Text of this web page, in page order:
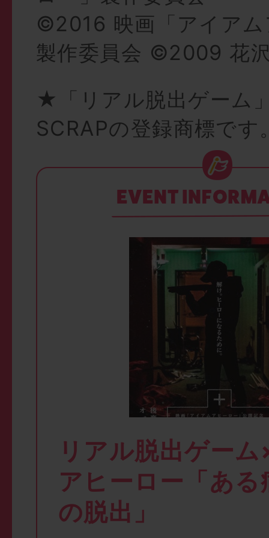
©2016 映画「アイアム
製作委員会 ©2009 花
★「リアル脱出ゲーム
SCRAPの登録商標です
リアル脱出ゲー
アヒーロー「ある
の脱出」